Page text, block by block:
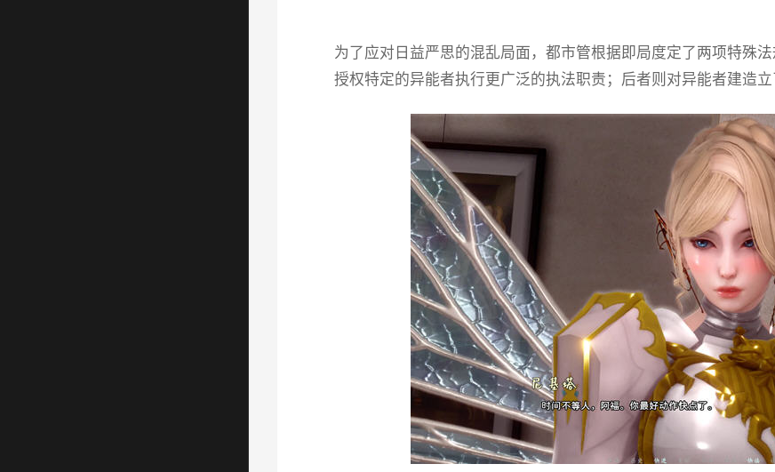
为了应对日益严思的混乱局面，都市管根据即局度定了两项特殊
授权特定的异能者执行更广泛的执法职责；后者则对异能者建造